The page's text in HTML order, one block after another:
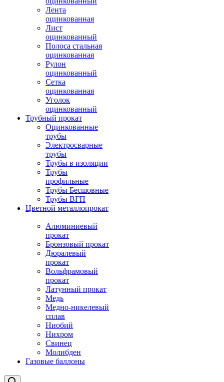
Лента
оцинкованная
Лист
оцинкованный
Полоса стальная
оцинкованная
Рулон
оцинкованный
Сетка
оцинкованная
Уголок
оцинкованный
Трубный прокат
Оцинкованные
трубы
Электросварные
трубы
Трубы в изоляции
Трубы
профильные
Трубы Бесшовные
Трубы ВГП
Цветной металлопрокат
Алюминиевый
прокат
Бронзовый прокат
Дюралевый
прокат
Вольфрамовый
прокат
Латунный прокат
Медь
Медно-никелевый
сплав
Ниобий
Нихром
Свинец
Молибден
Газовые баллоны